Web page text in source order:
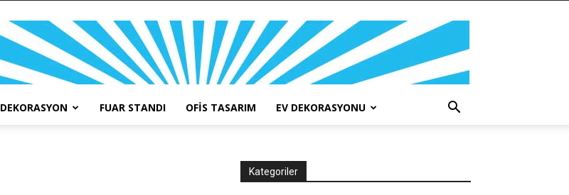
DEKORASYON FUAR STANDI OFIS TASARIM EV DEKORASYONU
Kategoriler